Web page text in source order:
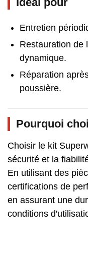
Entretien
Restauration de
dynamique.
Réparation
poussière.
Pourquoi
Choisir le kit
sécurité et la
En utilisant des
certifications de
en assurant une
conditions